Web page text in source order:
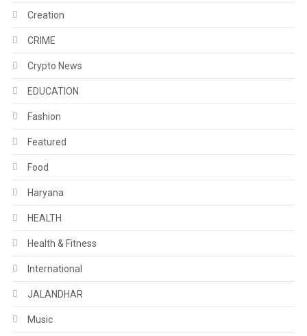
Creation
CRIME
Crypto News
EDUCATION
Fashion
Featured
Food
Haryana
HEALTH
Health & Fitness
International
JALANDHAR
Music